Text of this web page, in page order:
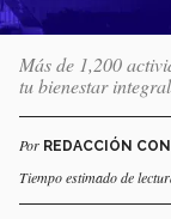
Más de 1,200
tu bienestar
Por REDACCIÓN
Tiempo estimado de